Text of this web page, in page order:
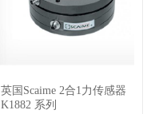
查看详情
英国Scaime 2合1力传感器
K1882 系列